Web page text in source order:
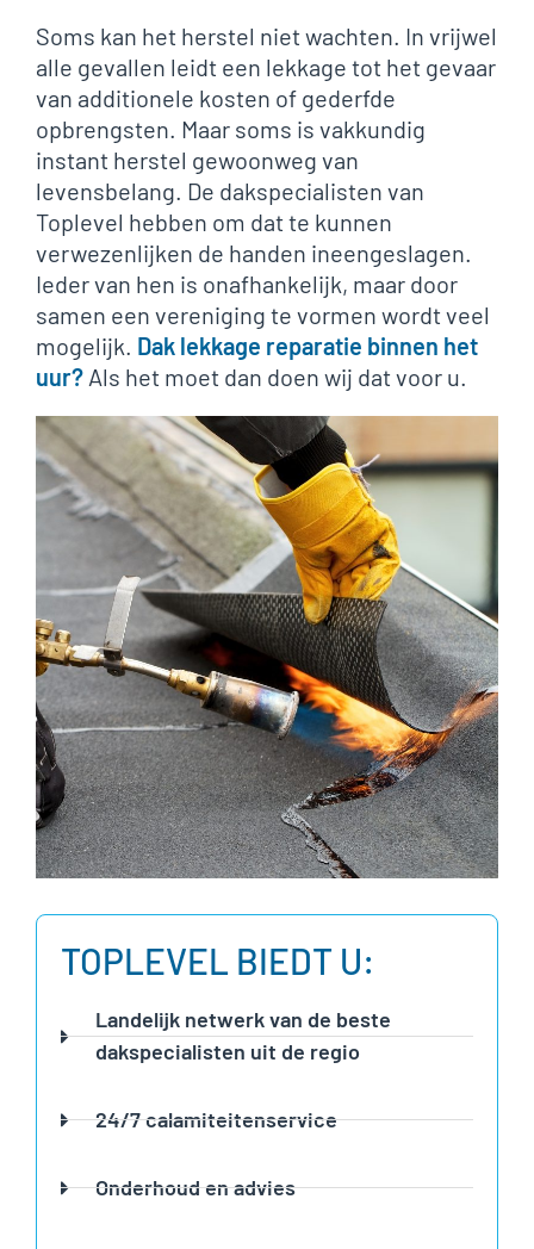
Soms kan het herstel niet wachten. In vrijwel
alle gevallen leidt een lekkage tot het gevaar
van additionele kosten of gederfde
opbrengsten. Maar soms is vakkundig
instant herstel gewoonweg van
levensbelang. De dakspecialisten van
Toplevel hebben om dat te kunnen
verwezenlijken de handen ineengeslagen.
Ieder van hen is onafhankelijk, maar door
samen een vereniging te vormen wordt veel
mogelijk. Dak lekkage reparatie binnen het
uur? Als het moet dan doen wij dat voor u.
TOPLEVEL BIEDT U:
Landelijk netwerk van de beste
dakspecialisten uit de regio
24/7 calamiteitenservice
Onderhoud en advies